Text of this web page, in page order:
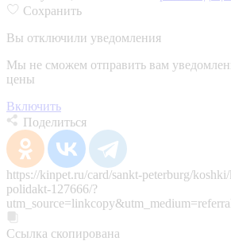
Сохранить
Вы отключили уведомления
Мы не сможем отправить вам
цены
Включить
Поделиться
https://kinpet.ru/card/sankt-peterburg/
polidakt-127666/?
Ссылка скопирована